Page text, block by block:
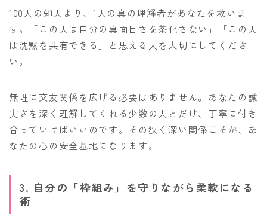
100人の知人より、1人の真の理解者があなたを救いま
す。「この人は自分の真面目さを茶化さない」「この人
は沈黙を共有できる」と思える人を大切にしてくださ
い。
無理に交友関係を広げる必要はありません。あなたの誠
実さを深く理解してくれる少数の人とだけ、丁寧に付き
合っていけばいいのです。その狭く深い関係こそが、あ
なたの心の安全基地になります。
3. 自分の「枠組み」を守りながら柔軟になる
術